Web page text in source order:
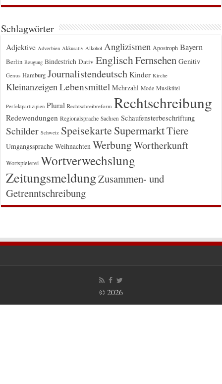
Schlagwörter
Adjektive Adverbien Akkusativ Alkohol Anglizismen Apostroph Bayern
Berlin Beugung Bindestrich Dativ EnglischFernsehen Genitiv
Genus Hamburg Journalistendeutsch Kinder Kirche
Kleinanzeigen Lebensmittel Mehrzahl Mode Musiktitel
Perfektpartizipien Plural Rechtschreibreform Rechtschreibung
Redewendungen Regionalsprache Sachsen Schaufensterbeschriftung
Schilder Schweiz Speisekarte SupermarktTiere
Umgangssprache Weihnachten WerbungWortherkunft
Wortspielerei Wortverwechslung
ZeitungsmeldungZusammen- und
Getrenntschreibung
© 2026